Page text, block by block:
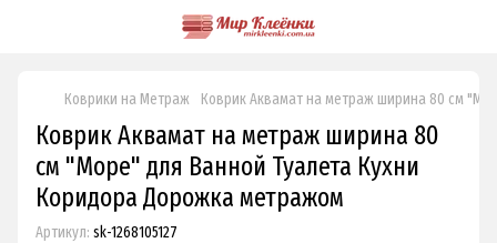
Коврики на Метраж Коврик Аквамат на метраж ширина 80 см
Коврик Аквамат на метраж ширина 80
см "Море" для Ванной Туалета Кухни
Коридора Дорожка метражом
Артикул: sk-1268105127